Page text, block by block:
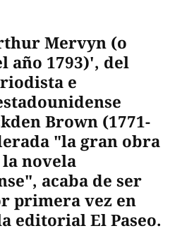
Mervyn (o
año 1793)', del
e
Brown (1771-
"la gran obra
novela
acaba de ser
primera vez en
editorial El Paseo.